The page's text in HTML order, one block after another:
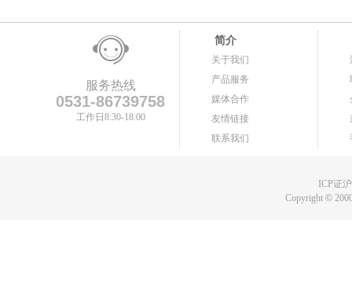
服务热线
0531-86739758
工作日8:30-18:00
简介
关于我们
产品服务
媒体合作
友情链接
联系我们
ICP证
Copyright©